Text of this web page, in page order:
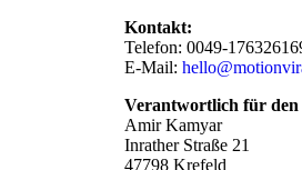
Kontakt:
Telefon: 0049-
E-Mail:
Verantwortlich für den
Amir Kamyar
Inrather Straße 21
47798 Krefeld